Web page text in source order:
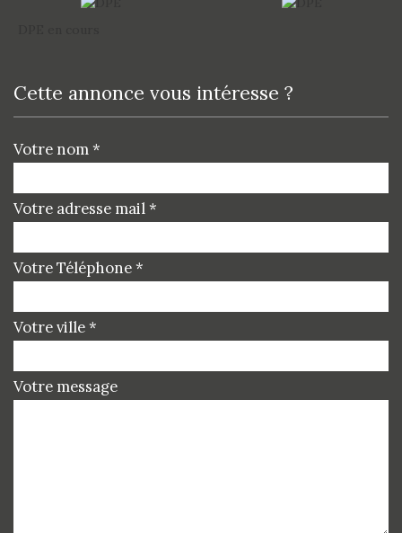
cette annonce vous intéresse ?
Votre nom *
Votre adresse mail *
Votre Téléphone *
Votre ville *
Votre message